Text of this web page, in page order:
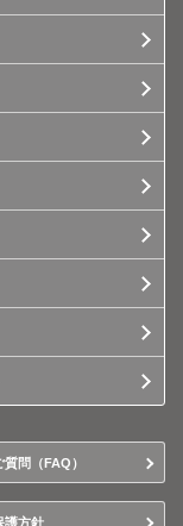
質問（FAQ）
護方針